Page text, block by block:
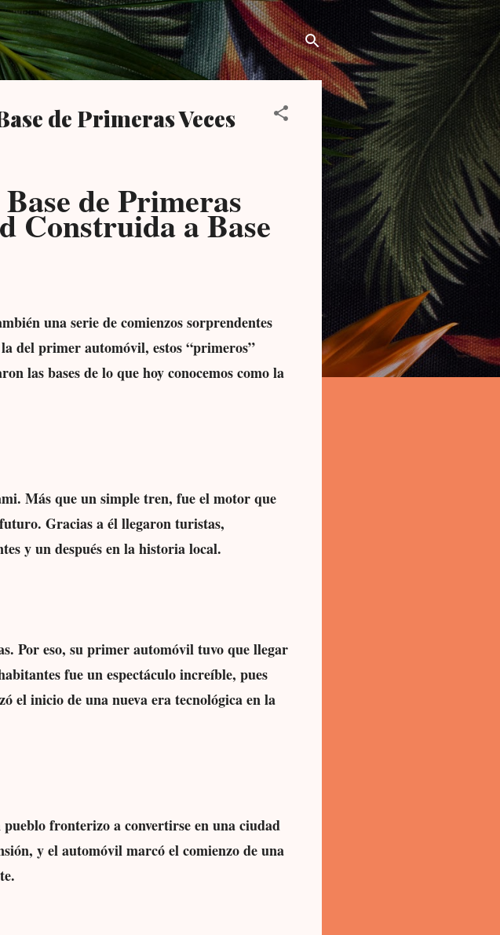
de Primeras Veces
de Primeras
Construida a Base
una serie de comienzos sorprendentes
del primer automóvil, estos “primeros”
las bases de lo que hoy conocemos como la
Más que un simple tren, fue el motor que
Gracias a él llegaron turistas,
y un después en la historia local.
Por eso, su primer automóvil tuvo que llegar
fue un espectáculo increíble, pues
el inicio de una nueva era tecnológica en la
fronterizo a convertirse en una ciudad
y el automóvil marcó el comienzo de una